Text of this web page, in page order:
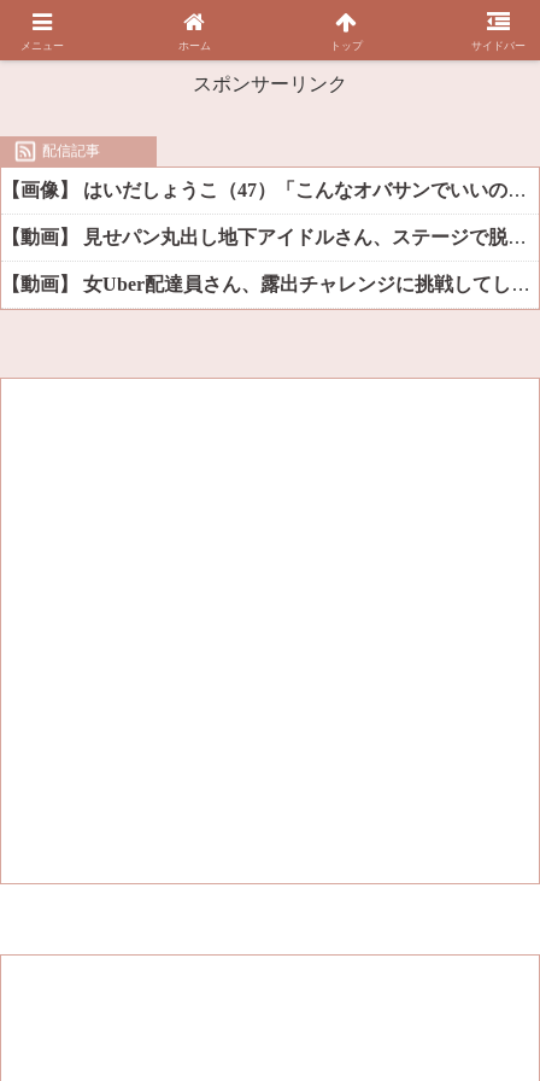
スポンサーリンク
配信記事
【画像】 はいだしょうこ（47）「こんなオバサンでいいの…？」
【動画】 見せパン丸出し地下アイドルさん、ステージで脱いでしまう
【動画】 女Uber配達員さん、露出チャレンジに挑戦してしまうｗｗｗｗ
メニュー ホーム トップ サイドバー